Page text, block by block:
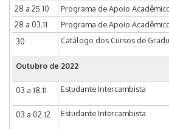
28 a 25.10 Programa de Apoio
28 a 03.11
Programa de Apoio
30
Catálogo dos Cursos de
Outubro de 2022
03 a 18.11 Estudante Intercambista
03 a 02.12 Estudante Intercambista